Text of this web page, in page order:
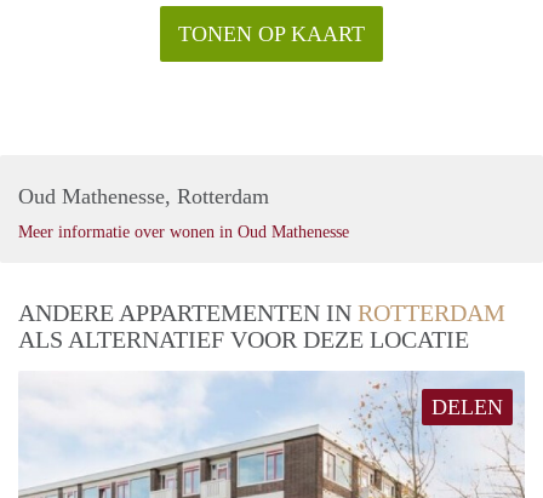
TONEN OP KAART
Oud Mathenesse, Rotterdam
Meer informatie over wonen in Oud Mathenesse
ANDERE APPARTEMENTEN IN ROTTERDAM
ALS ALTERNATIEF VOOR DEZE LOCATIE
DELEN